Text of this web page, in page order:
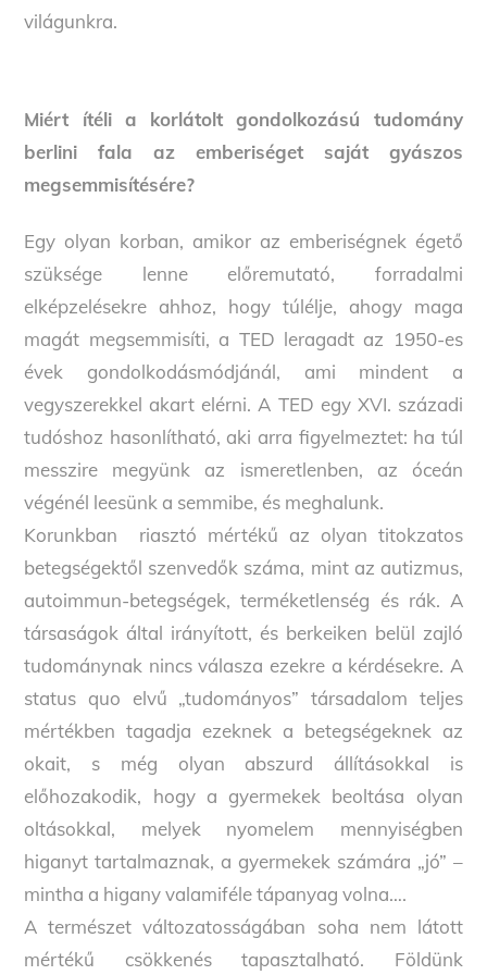
világunkra.
Miért ítéli a korlátolt gondolkozású tudomány
berlini fala az emberiséget saját gyászos
megsemmisítésére?
Egy olyan korban, amikor az emberiségnek égető
szüksége lenne előremutató, forradalmi
elképzelésekre ahhoz, hogy túlélje, ahogy maga
magát megsemmisíti, a TED leragadt az 1950-es
évek gondolkodásmódjánál, ami mindent a
vegyszerekkel akart elérni. A TED egy XVI. századi
tudóshoz hasonlítható, aki arra figyelmeztet: ha túl
messzire megyünk az ismeretlenben, az óceán
végénél leesünk a semmibe, és meghalunk.
Korunkban riasztó mértékű az olyan titokzatos
betegségektől szenvedők száma, mint az autizmus,
autoimmun-betegségek, terméketlenség és rák. A
társaságok által irányított, és berkeiken belül zajló
tudománynak nincs válasza ezekre a kérdésekre. A
status quo elvű „tudományos” társadalom teljes
mértékben tagadja ezeknek a betegségeknek az
okait, s még olyan abszurd állításokkal is
előhozakodik, hogy a gyermekek beoltása olyan
oltásokkal, melyek nyomelem mennyiségben
higanyt tartalmaznak, a gyermekek számára „jó” –
mintha a higany valamiféle tápanyag volna….
A természet változatosságában soha nem látott
mértékű csökkenés tapasztalható. Földünk